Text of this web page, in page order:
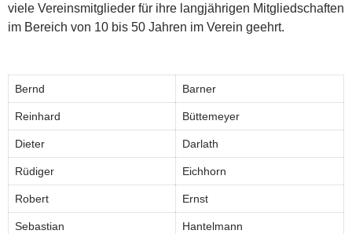
viele Vereinsmitglieder für ihre langjährigen Mitgliedschaften
im Bereich von 10 bis 50 Jahren im Verein geehrt.
Bernd Barner
Reinhard Büttemeyer
Dieter Darlath
Rüdiger Eichhorn
Robert Ernst
Sebastian Hantelmann